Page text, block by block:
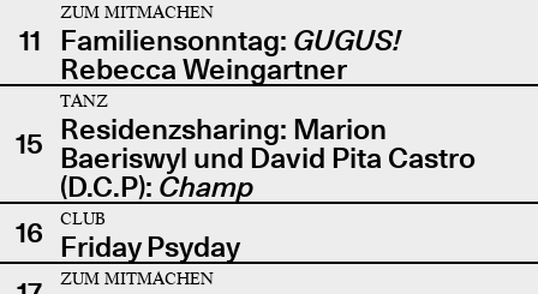
11
ZUM MITMACHEN
Familiensonntag: GUGUS!
Rebecca Weingartner
15
TANZ
Residenzsharing: Marion
Baeriswyl und David Pita Castro
(D.C.P): Champ
16
CLUB
Friday Psyday
ZUM MITMACHEN